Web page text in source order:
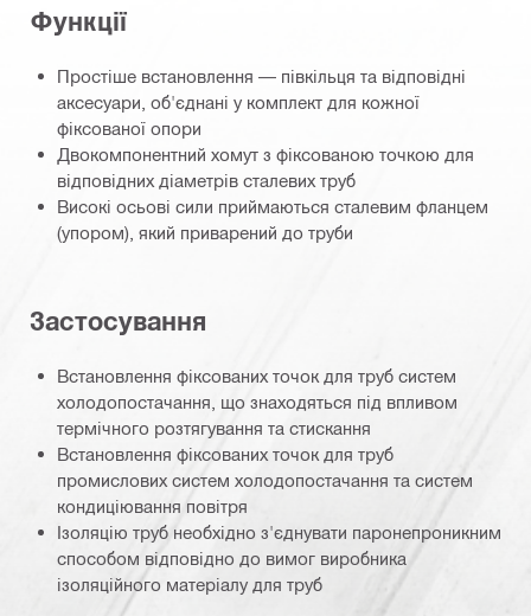
Функції
Простіше встановлення — півкільця та відповідні
аксесуари, об'єднані у комплект для кожної
фіксованої опори
Двокомпонентний хомут з фіксованою точкою для
відповідних діаметрів сталевих труб
Високі осьові сили приймаються сталевим фланцем
(упором), який приварений до труби
Застосування
Встановлення фіксованих точок для труб систем
холодопостачання, що знаходяться під впливом
термічного розтягування та стискання
Встановлення фіксованих точок для труб
промислових систем холодопостачання та систем
кондиціювання повітря
Ізоляцію труб необхідно з'єднувати паронепроникним
способом відповідно до вимог виробника
ізоляційного матеріалу для труб